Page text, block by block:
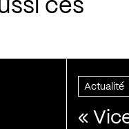
ces
Actualité
«